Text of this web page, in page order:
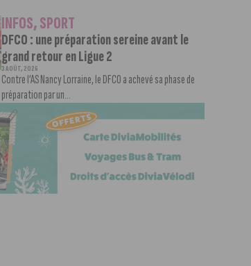
INFOS,SPORT
DFCO : une préparation sereine avant le
grand retour en Ligue 2
3 AOÛT, 2026
Contre l’AS Nancy Lorraine, le DFCO a achevé sa phase de
préparation par un...